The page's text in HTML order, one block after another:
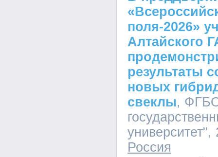
поля-2026»
Алтайского
результаты
новых
свеклы,
Россия